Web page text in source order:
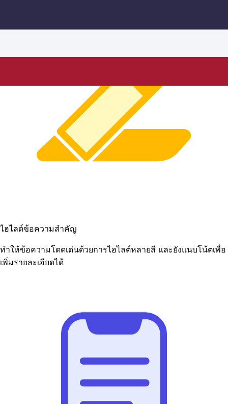
ไฮไลต์ข้อความสำคัญ
ทำให้ข้อความโดดเด่นด้วยการไฮไลต์หลายสี และยังแนบโน้ตเพื่อ
เพิ่มรายละเอียดได้